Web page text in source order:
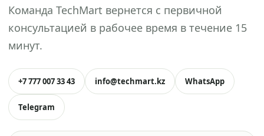
Команда TechMart вернется с первичной
консультацией в рабочее время в течение 15
минут.
+7 777 007 33 43 info@techmart.kz WhatsApp
Telegram